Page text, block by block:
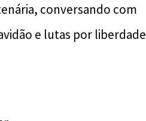
conversando com
e lutas por liberdade